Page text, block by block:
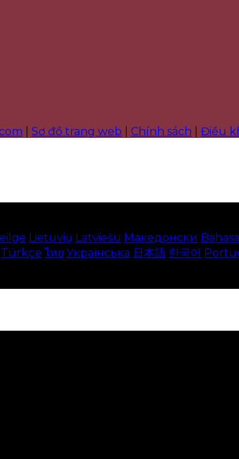
Sơ đồ trang web Chính sách Điều
Lietuvių Latviešu Македонски
Türkçe ไทย Українська 日本語 한국어